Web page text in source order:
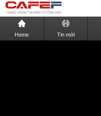
Home Tin mới